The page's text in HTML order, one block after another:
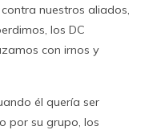
nuestros aliados,
los DC
con irnos y
él quería ser
por su grupo, los